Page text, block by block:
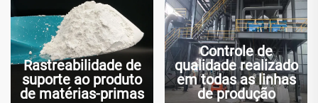
Rastreabilidade de
suporte ao produto
de matérias-primas
Controle de
qualidade realizado
em todas as linhas
de produção